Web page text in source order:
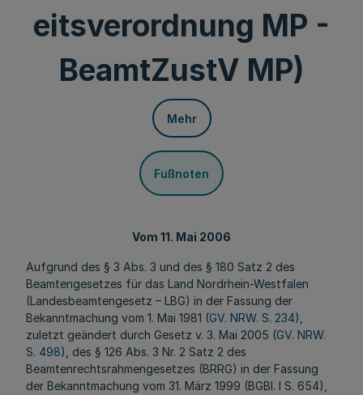
eitsverordnung MP -
BeamtZustV MP)
Mehr
Fußnoten
Vom 11. Mai 2006
Aufgrund des § 3 Abs. 3 und des § 180 Satz 2 des
Beamtengesetzes für das Land Nordrhein-Westfalen
(Landesbeamtengesetz – LBG) in der Fassung der
Bekanntmachung vom 1. Mai 1981 (GV. NRW. S. 234),
zuletzt geändert durch Gesetz v. 3. Mai 2005 (GV. NRW.
S. 498), des § 126 Abs. 3 Nr. 2 Satz 2 des
Beamtenrechtsrahmengesetzes (BRRG) in der Fassung
der Bekanntmachung vom 31. März 1999 (BGBl. I S. 654),